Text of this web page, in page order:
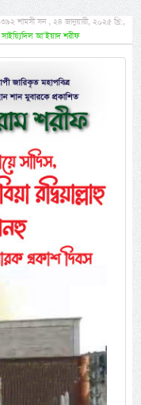
শামসী সন , ২৪ জানুয়ারী, ২০২৫ খ্রি:,
সাইয়্যিদিল আ’ইয়াদ শরীফ